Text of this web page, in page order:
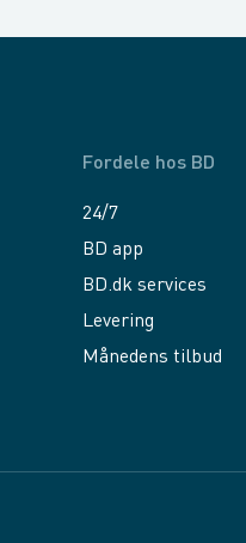
Fordele hos BD
24/7
BD app
BD.dk services
Levering
Månedens tilbud